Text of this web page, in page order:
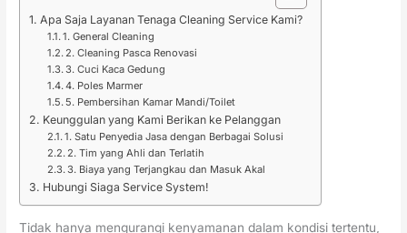
Apa Saja Layanan Tenaga Cleaning Service Kami?
1. General Cleaning
2. Cleaning Pasca Renovasi
3. Cuci Kaca Gedung
4. Poles Marmer
5. Pembersihan Kamar Mandi/Toilet
Keunggulan yang Kami Berikan ke Pelanggan
1. Satu Penyedia Jasa dengan Berbagai Solusi
2. Tim yang Ahli dan Terlatih
3. Biaya yang Terjangkau dan Masuk Akal
Hubungi Siaga Service System!
Tidak hanya mengurangi kenyamanan dalam kondisi tertentu,